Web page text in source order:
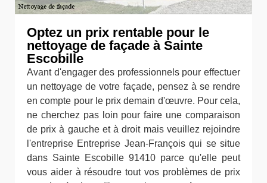
Optez un prix rentable pour le
nettoyage de façade à Sainte
Escobille
Avant d'engager des professionnels pour effectuer
un nettoyage de votre façade, pensez à se rendre
en compte pour le prix demain d'œuvre. Pour cela,
ne cherchez pas loin pour faire une comparaison
de prix à gauche et à droit mais veuillez rejoindre
l'entreprise Entreprise Jean-François qui se situe
dans Sainte Escobille 91410 parce qu'elle peut
vous aider à résoudre tout vos problèmes de prix